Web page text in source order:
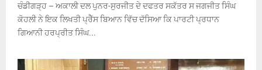
ਚੰਡੀਗੜ੍ਹ – ਅਕਾਲੀ ਦਲ ਪੁਨਰ-ਸੁਰਜੀਤ ਦੇ ਦਫਤਰ ਸਕੱਤਰ ਸ ਜਗਜੀਤ ਸਿੰਘ
ਕੋਹਲੀ ਨੇ ਇਕ ਲਿਖਤੀ ਪ੍ਰੈੱਸ ਬਿਆਨ ਵਿੱਚ ਦੱਸਿਆ ਕਿ ਪਾਰਟੀ ਪ੍ਰਧਾਨ
ਗਿਆਨੀ ਹਰਪ੍ਰੀਤ ਸਿੰਘ...